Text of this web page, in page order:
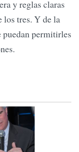
y reglas claras
los tres. Y de la
puedan permitirles